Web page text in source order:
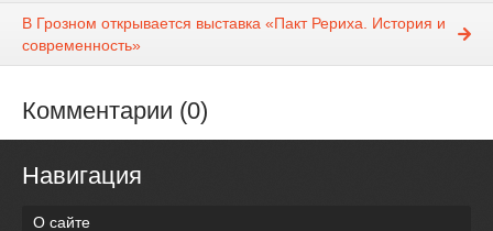
В Грозном открывается выставка «Пакт Рериха. История и
современность»
Комментарии (0)
Навигация
О сайте